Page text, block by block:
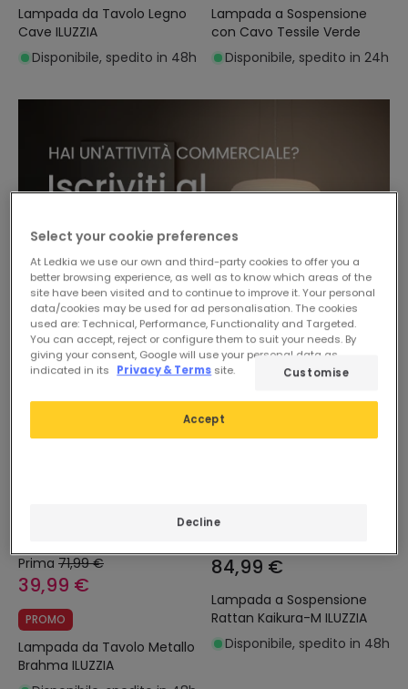
Lampada da Tavolo Legno
Cave ILUZZIA
Disponibile, spedito in 48h
Lampada a Sospensione
con Cavo Tessile Verde
Disponibile, spedito in 24h
Prima 71,99 €
39,99 €
PROMO
Lampada da Tavolo Metallo
Brahma ILUZZIA
84,99 €
Lampada a Sospensione
Rattan Kaikura-M ILUZZIA
Disponibile, spedito in 48h
Select your cookie preferences
At Ledkia we use our own and third-party cookies to offer you a
better browsing experience, as well as to know which areas of the
site have been visited and to continue to improve it. Your personal
data/cookies may be used for ad personalisation. The cookies
used are: Technical, Performance, Functionality and Targeted.
You can accept, reject or configure them to suit your needs. By
giving your consent, Google will use your personal data as
indicated in its
Privacy & Terms site.
Decline
Accept
Customise